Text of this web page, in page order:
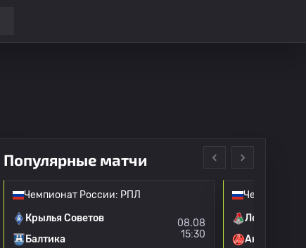
Популярные матчи
Чемпионат России: РПЛ
Крылья Советов
Балтика
08.08
15:30
Чемпионат
Локомотив
Акрон